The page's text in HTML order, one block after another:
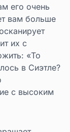
его очень
вам больше
их с
«То
в Сиэтле?
с высоким